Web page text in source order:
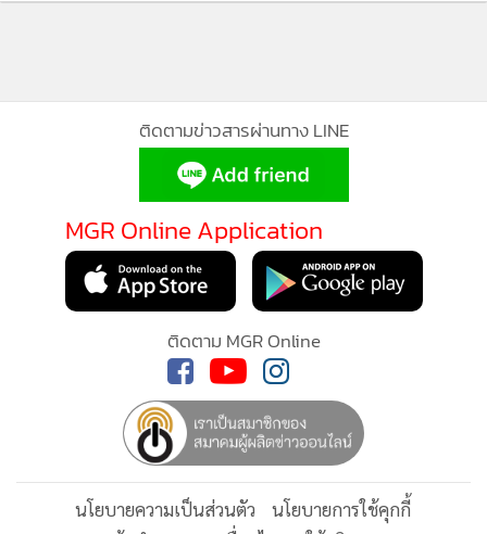
ติดตามข่าวสารผ่านทาง LINE
MGR Online Application
ติดตาม MGR Online
นโยบายความเป็นส่วนตัว
นโยบายการใช้คุกกี้